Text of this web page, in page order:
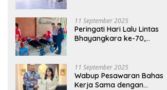
11 September 2025
Peringati Hari Lalu Lintas
Bhayangkara ke-70,
Darah Sejuta Harapan
11 September 2025
Wabup Pesawaran Bahas
Kerja Sama dengan